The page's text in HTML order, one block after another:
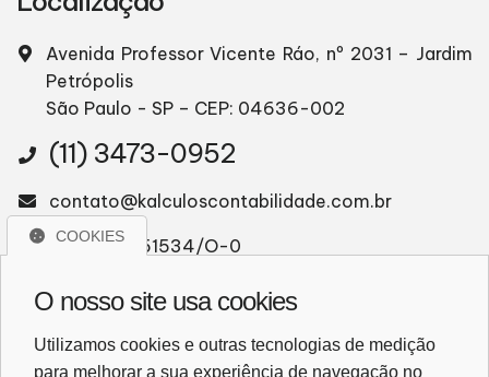
Avenida Professor Vicente Ráo, nº 2031 – Jardim
Petrópolis
São Paulo - SP – CEP: 04636-002
(11) 3473-0952
contato@kalculoscontabilidade.com.br
CRC: 2SP051534/O-0
WhatsApp
COOKIES
O nosso site usa cookies
Utilizamos cookies e outras tecnologias de medição
para melhorar a sua experiência de navegação no